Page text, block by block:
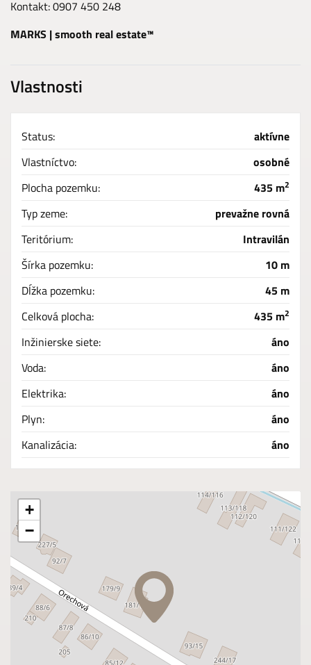
Kontakt: 0907 450 248
MARKS | smooth real estate™
Vlastnosti
Status:
aktívne
Vlastníctvo:
osobné
Plocha pozemku:
435 m2
Typ zeme:
prevažne rovná
Teritórium:
Intravilán
Šírka pozemku:
10 m
Dĺžka pozemku:
45 m
Celková plocha:
435 m2
Inžinierske siete:
áno
Voda:
áno
Elektrika:
áno
Plyn:
áno
Kanalizácia:
áno
+
−